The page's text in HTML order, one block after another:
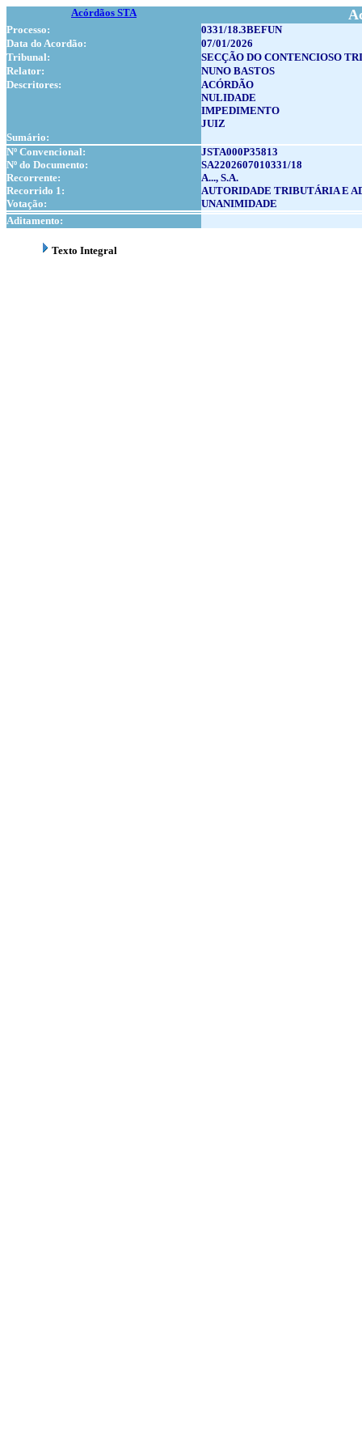
Acórdãos STA
Processo:
0331/18.3BEFUN
Data do Acordão:
07/01/2026
Tribunal:
SECÇÃO DO CONTENCIOSO
Relator:
NUNO BASTOS
Descritores:
ACÓRDÃO
NULIDADE
IMPEDIMENTO
JUIZ
Sumário:
Nº Convencional:
JSTA000P35813
Nº do Documento:
SA2202607010331/18
Recorrente:
A..., S.A.
Recorrido 1:
AUTORIDADE TRIBUTÁRIA E
Votação:
UNANIMIDADE
Aditamento:
Texto Integral